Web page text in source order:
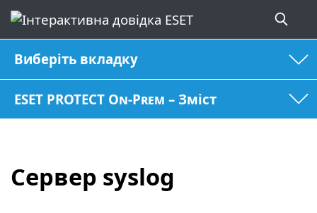
Виберіть вкладку
ESET PROTECT On-Prem – Зміст
Сервер syslog